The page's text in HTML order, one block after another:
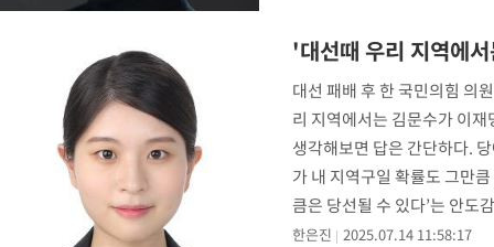
'대선때 우리 지역에
대선 패배 후 한 국민의힘 의
리 지역에서는 김문수가 이
생각해보면 답은 간단하다.
가 내 지역구일 확률도 그만
큼은 당선될 수 있다’는 안도
국민
한은진 2025.07.14 11:58:17